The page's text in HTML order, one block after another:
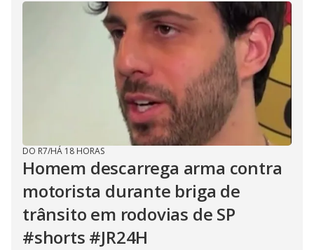
DO R7/HÁ 18 HORAS
Homem descarrega arma contra
motorista durante briga de
trânsito em rodovias de SP
#shorts #JR24H